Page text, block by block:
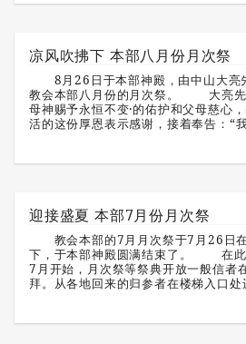
凉风吹拂下 本部八月份月次祭
8月26日于本部神殿，由中山大亮
教会本部八月份的月次祭。 大亮先
母神赐予永恒不变·的佑护和父母慈心
活的这份厚恩表示感谢，接着奉告：“
迎接盛夏 本部7月份月次祭
教会本部的7月月次祭于7月26日在
下，于本部神殿圆满结束了。 在此
7月开始，月次祭等祭典开放一般信者
拜。从各地回来的归参者在楼梯入口